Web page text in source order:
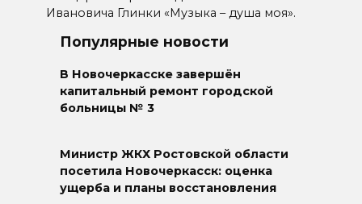
Ивановича Глинки «Музыка – душа моя».
Популярные новости
В Новочеркасске завершён
капитальный ремонт городской
больницы № 3
Министр ЖКХ Ростовской области
посетила Новочеркасск: оценка
ущерба и планы восстановления